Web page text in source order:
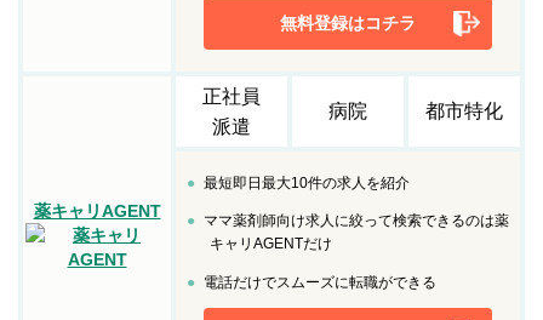
無料登録はコチラ
薬キャリAGENT
正社員
派遣
病院 都市特化
最短即日最大10件の求人を紹介
ママ薬剤師向け求人に絞って検索できるのは薬
キャリAGENTだけ
電話だけでスムーズに転職ができる